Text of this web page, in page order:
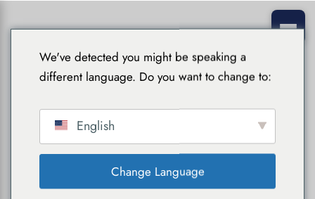
We've detected you might be speaking a
different language. Do you want to change to:
English
Change Language